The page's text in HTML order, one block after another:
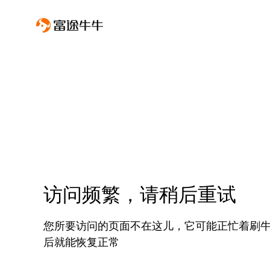
访问频繁，请稍后重试
您所要访问的页面不在这儿，它可能正忙着刷
后就能恢复正常